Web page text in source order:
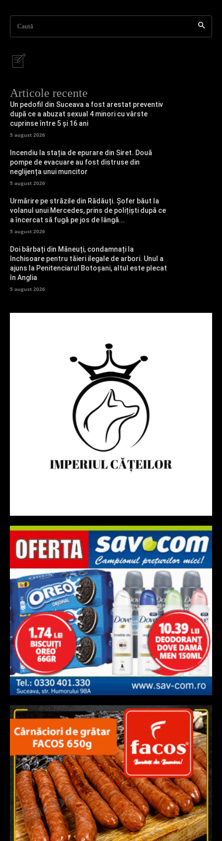
Caută
Articole recente
Un pedofil din Suceava a fost arestat preventiv
după ce a abuzat sexual 4 minori cu vârste
cuprinse între 5 și 16 ani
5 august 2026
Incendiu la stația de epurare din Siret. Două
pompe de evacuare au fost distruse din
neglijența unui muncitor
5 august 2026
Urmărire pe străzile din Rădăuți. Șofer băut la
volanul unui Mercedes, prins de polițiști după ce
a încercat să fugă pe jos de lângă...
5 august 2026
Doi bărbați din Măneuți, condamnați la
închisoare pentru tăieri ilegale de arbori. Unul a
ajuns la Penitenciarul Botoșani, altul este plecat
în Anglia
5 august 2026